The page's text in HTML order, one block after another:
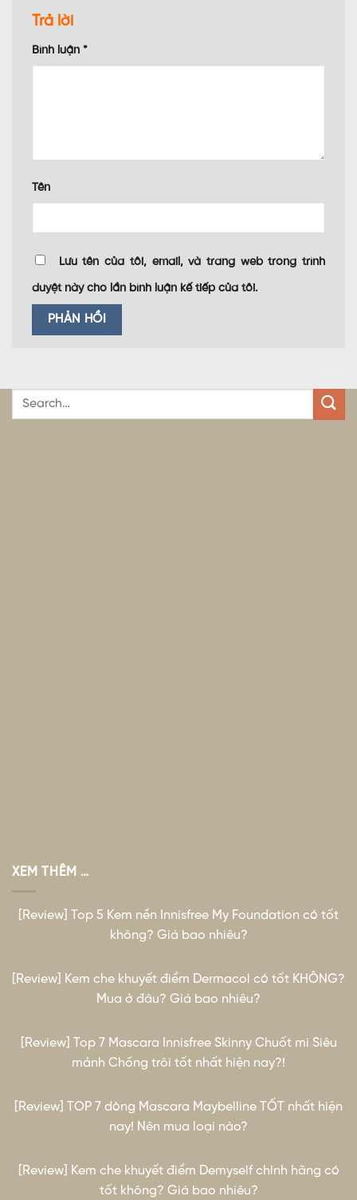
Trả lời
Bình luận *
Tên
Lưu tên của tôi, email, và trang web trong trình
duyệt này cho lần bình luận kế tiếp của tôi.
XEM THÊM …
[Review] Top 5 Kem nền Innisfree My Foundation có tốt
không? Giá bao nhiêu?
[Review] Kem che khuyết điểm Dermacol có tốt KHÔNG?
Mua ở đâu? Giá bao nhiêu?
[Review] Top 7 Mascara Innisfree Skinny Chuốt mi Siêu
mảnh Chống trôi tốt nhất hiện nay?!
[Review] TOP 7 dòng Mascara Maybelline TỐT nhất hiện
nay! Nên mua loại nào?
[Review] Kem che khuyết điểm Demyself chính hãng có
tốt không? Giá bao nhiêu?